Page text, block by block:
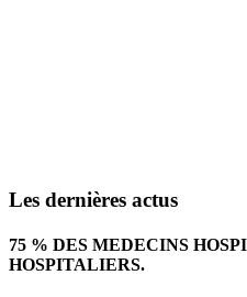
Les dernières actus
75 % DES MEDECINS
HOSPITALIERS.